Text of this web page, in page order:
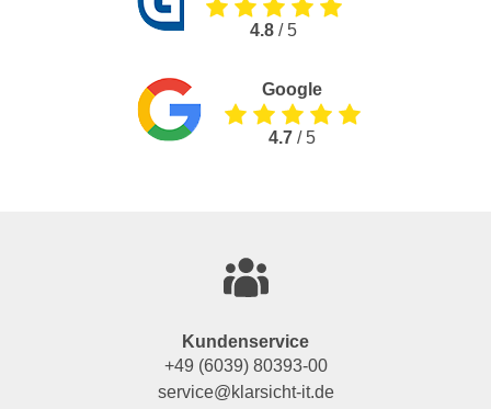
4.8 / 5
Google
4.7 / 5
Kundenservice
+49 (6039) 80393-00
service@klarsicht-it.de